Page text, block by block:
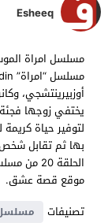
Esheeq
أوزبيرينتشجي،
يختفي زوجها
لتوفير حياة
بها ثم تقابل شخص
الحلقة
موقع قصة عشق.
تصنيفات